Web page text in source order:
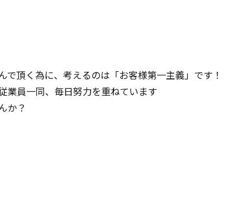
頂く為に、考えるのは「お客様第一主義」です！
業員一同、毎日努力を重ねています
か？